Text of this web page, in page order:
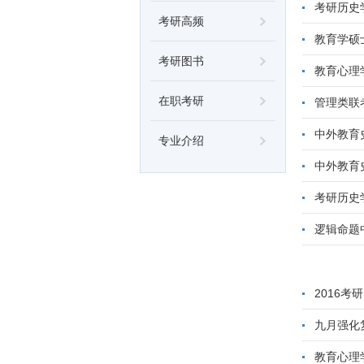
考研高频
考研图书
在职考研
专业介绍
考研历史
教育学硕
教育心理
管理类联
中外教育
中外教育
考研历史
逻辑命题
2016考
九月强
教育心理